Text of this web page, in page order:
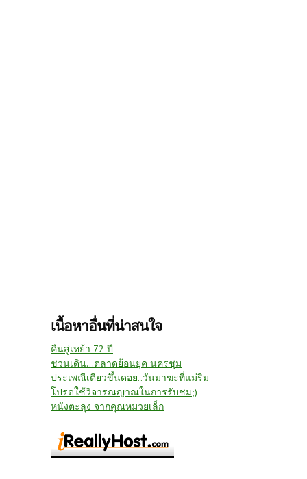
เนื้อหาอื่นที่น่าสนใจ
คืนสู่เหย้า 72 ปี
ชวนเดิน...ตลาดย้อนยุค นครชุม
ประเพณีเตียวขึ้นดอย..วันมาฆะที่แม่ริม
โปรดใช้วิจารณญาณในการรับชม;)
หนังตะลุง จากคุณหมวยเล็ก